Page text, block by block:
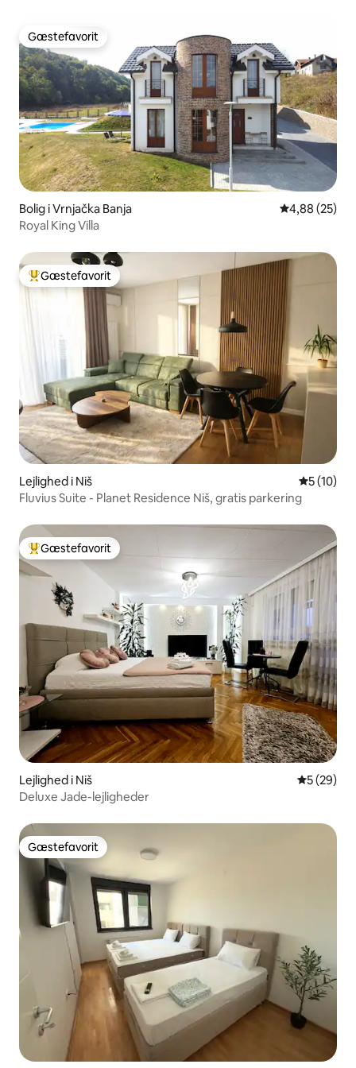
Gæstefavorit
Gæstefavorit
Bolig i Vrnjačka Banja 4,88 ud af 5 i
4,88 (25)
Royal King Villa
Bedste gæstefavorit
Gæstefavorit
Lejlighed i Niš 5 ud af 5 i
5 (10)
Fluvius Suite - Planet Residence Niš, gratis parkering
Bedste gæstefavorit
Gæstefavorit
Lejlighed i Niš 5 ud af 5 i
5 (29)
Deluxe Jade-lejligheder
Gæstefavorit
Gæstefavorit